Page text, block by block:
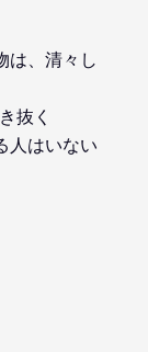
は、清々し
抜く
人はいない